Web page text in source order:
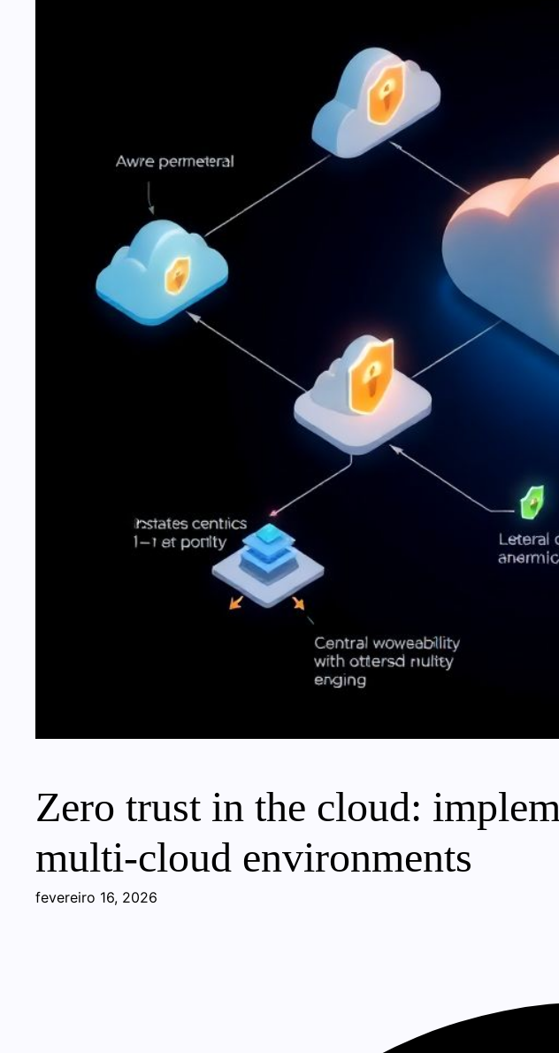
Zero trust in the cloud:
multi-cloud environments
fevereiro 16, 2026